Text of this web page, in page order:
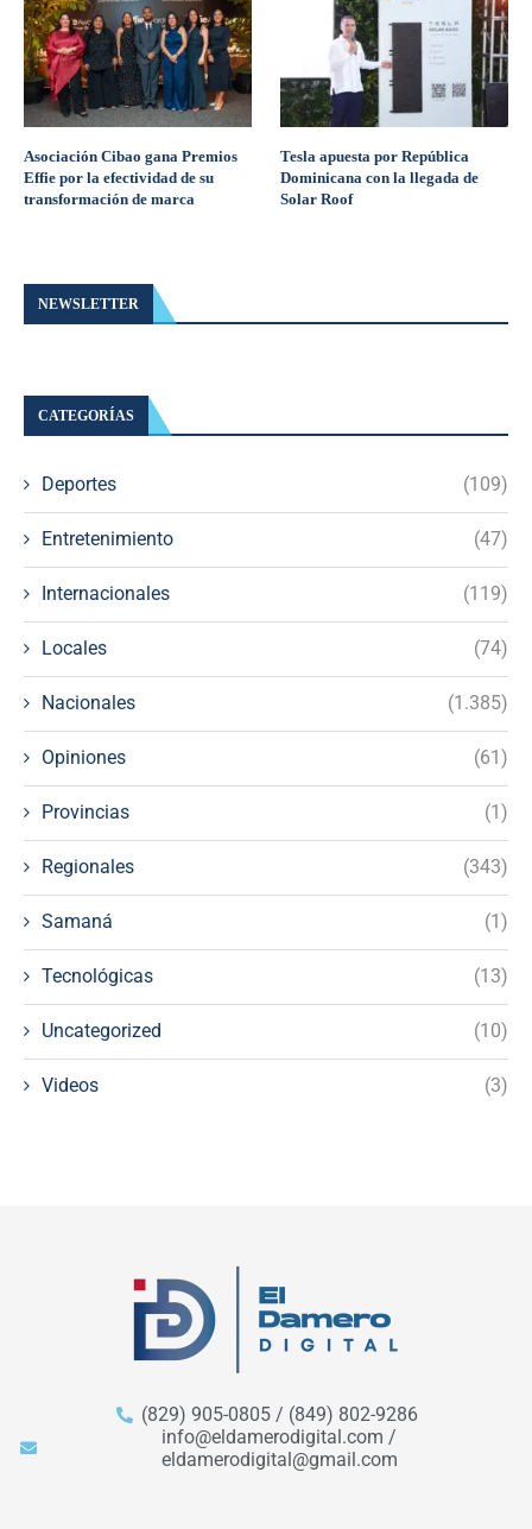
Asociación Cibao gana Premios
Effie por la efectividad de su
transformación de marca
Tesla apuesta por República
Dominicana con la llegada de
Solar Roof
NEWSLETTER
CATEGORÍAS
Deportes (109)
Entretenimiento (47)
Internacionales (119)
Locales (74)
Nacionales (1.385)
Opiniones (61)
Provincias (1)
Regionales (343)
Samaná (1)
Tecnológicas (13)
Uncategorized (10)
Videos (3)
(829) 905-0805 / (849) 802-9286
info@eldamerodigital.com /
eldamerodigital@gmail.com